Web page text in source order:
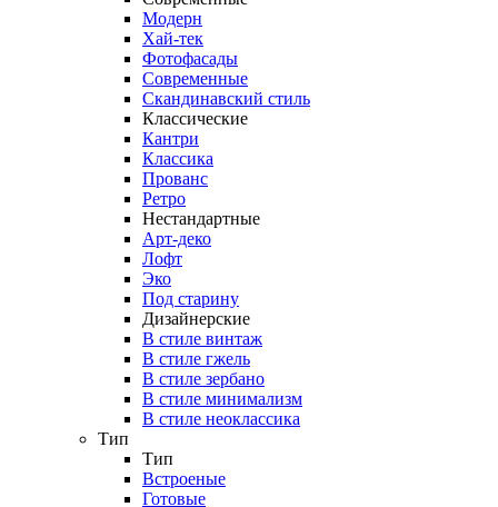
Модерн
Хай-тек
Фотофасады
Современные
Скандинавский стиль
Классические
Кантри
Классика
Прованс
Ретро
Нестандартные
Арт-деко
Лофт
Эко
Под старину
Дизайнерские
В стиле винтаж
В стиле гжель
В стиле зербано
В стиле минимализм
В стиле неоклассика
Тип
Тип
Встроеные
Готовые